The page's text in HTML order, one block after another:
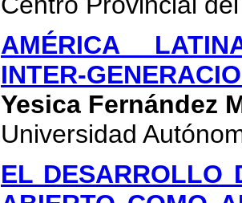
AMÉRICA
INTER-
Yesica Fernández
Universidad
EL DESARROLLO